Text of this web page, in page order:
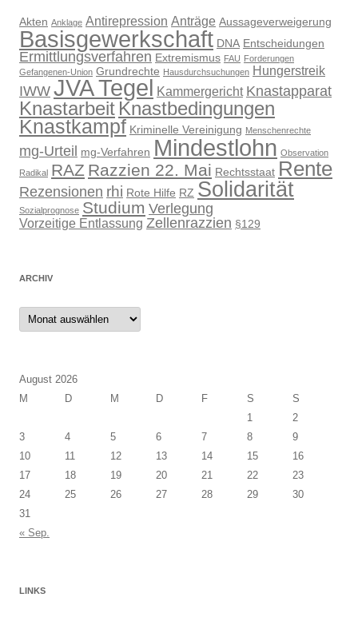
Akten Anklage Antirepression Anträge Aussageverweigerung
Basisgewerkschaft DNA Entscheidungen
Ermittlungsverfahren Extremismus FAU Forderungen
Gefangenen-Union Grundrechte Hausdurchsuchungen Hungerstreik
IWW JVA Tegel Kammergericht Knastapparat
Knastarbeit Knastbedingungen
Knastkampf Kriminelle Vereinigung Menschenrechte
mg-Urteil mg-Verfahren Mindestlohn Observation
Radikal RAZ Razzien 22. Mai Rechtsstaat Rente
Rezensionen rhi Rote Hilfe RZ Solidarität
Sozialprognose Studium Verlegung
Vorzeitige Entlassung Zellenrazzien §129
ARCHIV
Archiv
August 2026
M
D M D F S
S
1
2
3
4 5 6 7 8
9
10
11 12 13 14 15
16
17
18 19 20 21 22
23
24
25 26 27 28 29
30
31
« Sep.
LINKS